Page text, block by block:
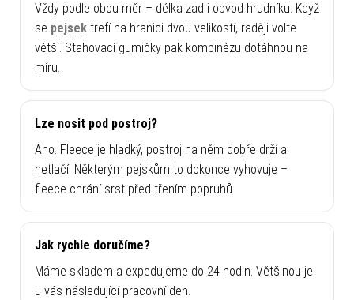
Vždy podle obou měr – délka zad i obvod hrudníku. Když
se pejsek trefí na hranici dvou velikostí, raději volte
větší. Stahovací gumičky pak kombinézu dotáhnou na
míru.
Lze nosit pod postroj?
Ano. Fleece je hladký, postroj na něm dobře drží a
netlačí. Některým pejskům to dokonce vyhovuje –
fleece chrání srst před třením popruhů.
Jak rychle doručíme?
Máme skladem a expedujeme do 24 hodin. Většinou je
u vás následující pracovní den.